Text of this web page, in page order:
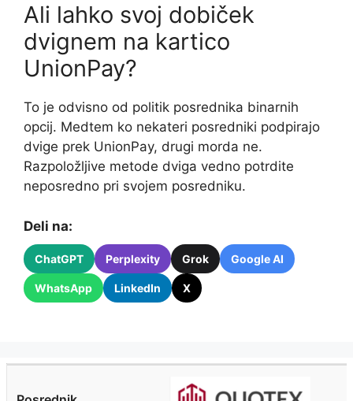
Ali lahko svoj dobiček
dvignem na kartico
UnionPay?
To je odvisno od politik posrednika binarnih
opcij. Medtem ko nekateri posredniki podpirajo
dvige prek UnionPay, drugi morda ne.
Razpoložljive metode dviga vedno potrdite
neposredno pri svojem posredniku.
Deli na:
ChatGPT Perplexity Grok Google AI
WhatsApp LinkedIn X